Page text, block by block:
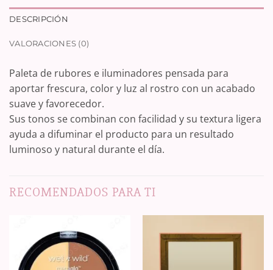
DESCRIPCIÓN
VALORACIONES (0)
Paleta de rubores e iluminadores pensada para
aportar frescura, color y luz al rostro con un acabado
suave y favorecedor.
Sus tonos se combinan con facilidad y su textura ligera
ayuda a difuminar el producto para un resultado
luminoso y natural durante el día.
RECOMENDADOS PARA TI